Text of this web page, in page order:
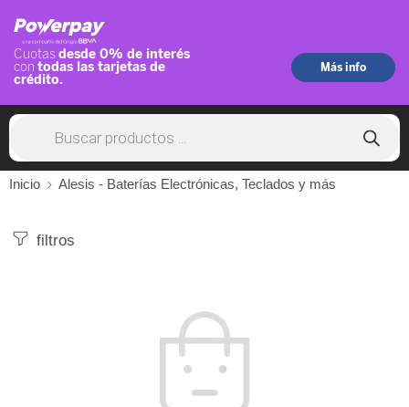
Inicio Alesis - Baterías Electrónicas, Teclados y más
filtros